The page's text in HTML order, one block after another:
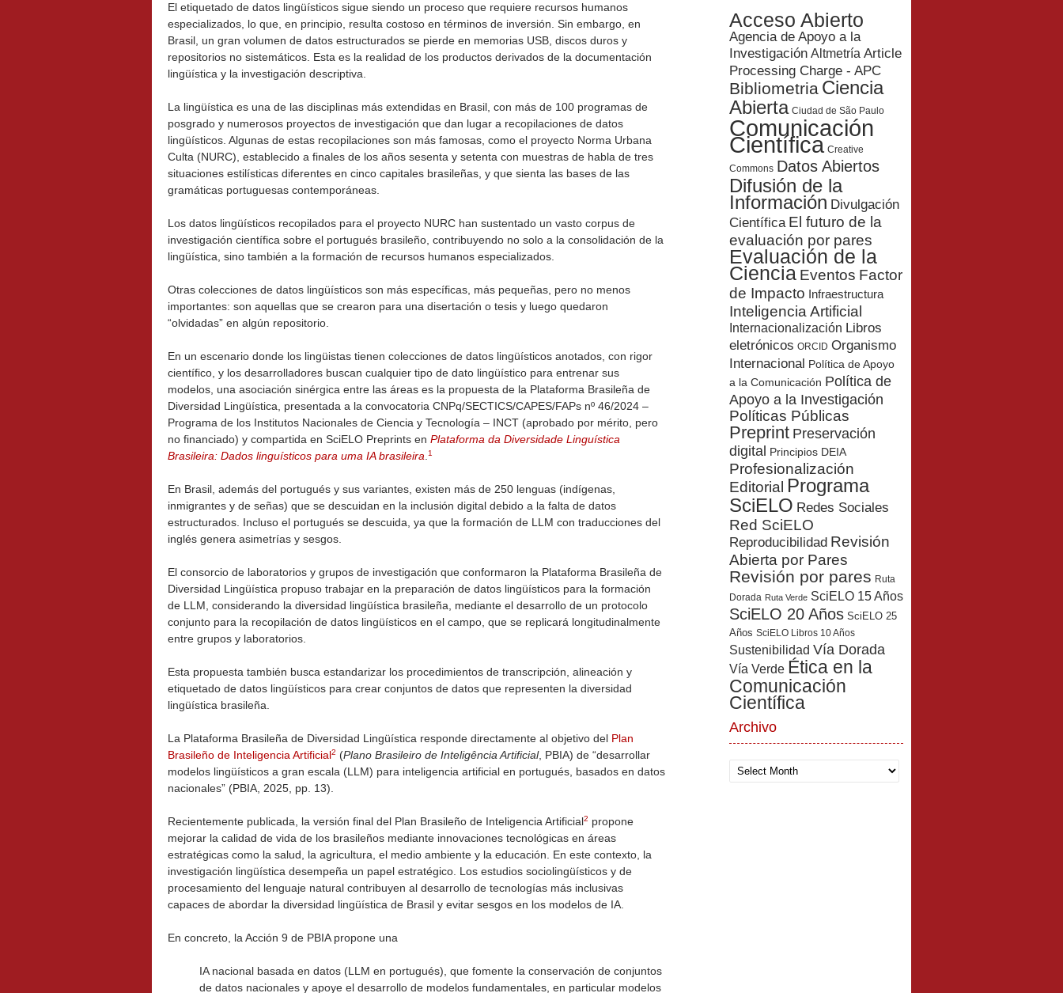
El etiquetado de datos lingüísticos sigue siendo un proceso que requiere recursos humanos
especializados, lo que, en principio, resulta costoso en términos de inversión. Sin embargo, en
Brasil, un gran volumen de datos estructurados se pierde en memorias USB, discos duros y
repositorios no sistemáticos. Esta es la realidad de los productos derivados de la documentación
lingüística y la investigación descriptiva.
La lingüística es una de las disciplinas más extendidas en Brasil, con más de 100 programas de
posgrado y numerosos proyectos de investigación que dan lugar a recopilaciones de datos
lingüísticos. Algunas de estas recopilaciones son más famosas, como el proyecto Norma Urbana
Culta (NURC), establecido a finales de los años sesenta y setenta con muestras de habla de tres
situaciones estilísticas diferentes en cinco capitales brasileñas, y que sienta las bases de las
gramáticas portuguesas contemporáneas.
Los datos lingüísticos recopilados para el proyecto NURC han sustentado un vasto corpus de
investigación científica sobre el portugués brasileño, contribuyendo no solo a la consolidación de la
lingüística, sino también a la formación de recursos humanos especializados.
Otras colecciones de datos lingüísticos son más específicas, más pequeñas, pero no menos
importantes: son aquellas que se crearon para una disertación o tesis y luego quedaron
“olvidadas” en algún repositorio.
En un escenario donde los lingüistas tienen colecciones de datos lingüísticos anotados, con rigor
científico, y los desarrolladores buscan cualquier tipo de dato lingüístico para entrenar sus
modelos, una asociación sinérgica entre las áreas es la propuesta de la Plataforma Brasileña de
Diversidad Lingüística, presentada a la convocatoria CNPq/SECTICS/CAPES/FAPs nº 46/2024 –
Programa de los Institutos Nacionales de Ciencia y Tecnología – INCT (aprobado por mérito, pero
no financiado) y compartida en SciELO Preprints en Plataforma da Diversidade Linguística
Brasileira: Dados linguísticos para uma IA brasileira 1
En Brasil, además del portugués y sus variantes, existen más de 250 lenguas (indígenas,
inmigrantes y de señas) que se descuidan en la inclusión digital debido a la falta de datos
estructurados. Incluso el portugués se descuida, ya que la formación de LLM con traducciones del
inglés genera asimetrías y sesgos.
El consorcio de laboratorios y grupos de investigación que conformaron la Plataforma Brasileña de
Diversidad Lingüística propuso trabajar en la preparación de datos lingüísticos para la formación
de LLM, considerando la diversidad lingüística brasileña, mediante el desarrollo de un protocolo
conjunto para la recopilación de datos lingüísticos en el campo, que se replicará longitudinalmente
entre grupos y laboratorios.
Esta propuesta también busca estandarizar los procedimientos de transcripción, alineación y
etiquetado de datos lingüísticos para crear conjuntos de datos que representen la diversidad
lingüística brasileña.
La Plataforma Brasileña de Diversidad Lingüística responde directamente al objetivo del Plan
Brasileño de Inteligencia Artificial2 (Plano Brasileiro de Inteligência Artificial, PBIA) de “desarrollar
modelos lingüísticos a gran escala (LLM) para inteligencia artificial en portugués, basados en datos
nacionales” (PBIA, 2025, pp. 13).
Recientemente publicada, la versión final del Plan Brasileño de Inteligencia Artificial2 propone
mejorar la calidad de vida de los brasileños mediante innovaciones tecnológicas en áreas
estratégicas como la salud, la agricultura, el medio ambiente y la educación. En este contexto, la
investigación lingüística desempeña un papel estratégico. Los estudios sociolingüísticos y de
procesamiento del lenguaje natural contribuyen al desarrollo de tecnologías más inclusivas
capaces de abordar la diversidad lingüística de Brasil y evitar sesgos en los modelos de IA.
En concreto, la Acción 9 de PBIA propone una
IA nacional basada en datos (LLM en portugués), que fomente la conservación de conjuntos
de datos nacionales y apoye el desarrollo de modelos fundamentales, en particular modelos
Acceso Abierto
Agencia de Apoyo a la
Investigación Altmetría Article
Processing Charge - APC
Bibliometria Ciencia
Abierta Ciudad de São Paulo
Comunicación
Científica Creative
Commons Datos Abiertos
Difusión de la
Información Divulgación
Científica El futuro de la
evaluación por pares
Evaluación de la
Ciencia Eventos Factor
de Impacto Infraestructura
Inteligencia Artificial
Internacionalización Libros
eletrónicos ORCID Organismo
Internacional Política de Apoyo
a la Comunicación Política de
Apoyo a la Investigación
Políticas Públicas
Preprint Preservación
digital Principios DEIA
Profesionalización
Editorial Programa
SciELO Redes Sociales
Red SciELO
Reproducibilidad Revisión
Abierta por Pares
Revisión por pares Ruta
Dorada Ruta Verde SciELO 15 Años
SciELO 20 Años SciELO 25
Años SciELO Libros 10 Años
Sustenibilidad Vía Dorada
Vía Verde Ética en la
Comunicación
Científica
Archivo
Archivo